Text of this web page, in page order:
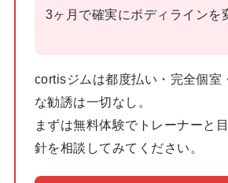
3ヶ月で確実にボディラインを
cortisジムは都度払い・完全個室
な勧誘は一切なし。
まずは無料体験でトレーナーと
針を相談してみてください。